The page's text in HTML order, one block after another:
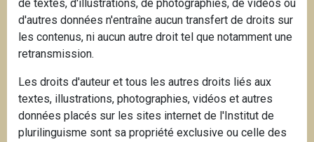
de textes, d'illustrations, de photographies, de vidéos ou
d'autres données n'entraîne aucun transfert de droits sur
les contenus, ni aucun autre droit tel que notamment une
retransmission.
Les droits d'auteur et tous les autres droits liés aux
textes, illustrations, photographies, vidéos et autres
données placés sur les sites internet de l'Institut de
plurilinguisme sont sa propriété exclusive ou celle des